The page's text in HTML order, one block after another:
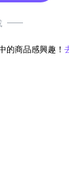
的商品感興趣！